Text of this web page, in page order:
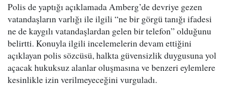
Polis de yaptığı açıklamada Amberg’de devriye gezen
vatandaşların varlığı ile ilgili “ne bir görgü tanığı ifadesi
ne de kaygılı vatandaşlardan gelen bir telefon” olduğunu
belirtti. Konuyla ilgili incelemelerin devam ettiğini
açıklayan polis sözcüsü, halkta güvensizlik duygusuna yol
açacak hukuksuz alanlar oluşmasına ve benzeri eylemlere
kesinlikle izin verilmeyeceğini vurguladı.